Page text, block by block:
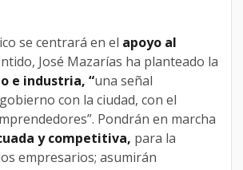
se centrará en el apoyo al
José Mazarías ha planteado la
e industria, “una señal
con la ciudad, con el
Pondrán en marcha
y competitiva, para la
empresarios; asumirán